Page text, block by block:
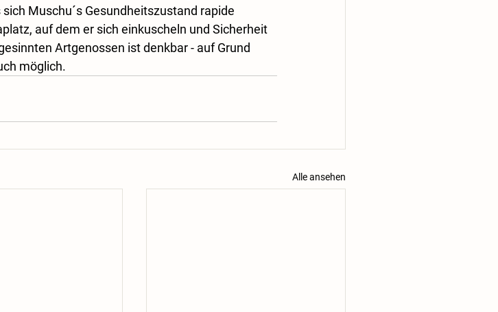
Muschu´s Gesundheitszustand rapide
auf dem er sich einkuscheln und Sicherheit
Artgenossen ist denkbar - auf Grund
möglich.
Alle ansehen